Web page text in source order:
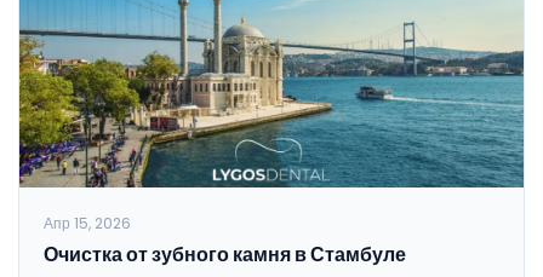
Апр 15, 2026
Очистка от зубного камня в Стамбуле